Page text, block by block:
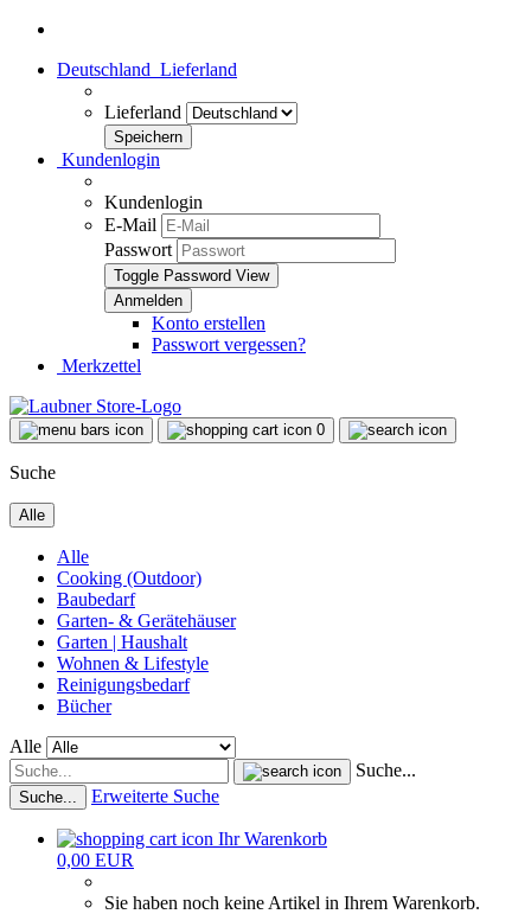
Deutschland Lieferland
Lieferland
Kundenlogin
Kundenlogin
E-Mail
Passwort
Toggle Password View
Konto erstellen
Passwort vergessen?
Merkzettel
0
Suche
Alle
Alle
Cooking (Outdoor)
Baubedarf
Garten- & Gerätehäuser
Garten | Haushalt
Wohnen & Lifestyle
Reinigungsbedarf
Bücher
Alle
Suche...
Suche... Erweiterte Suche
Ihr Warenkorb
0,00 EUR
Sie haben noch keine Artikel in Ihrem Warenkorb.